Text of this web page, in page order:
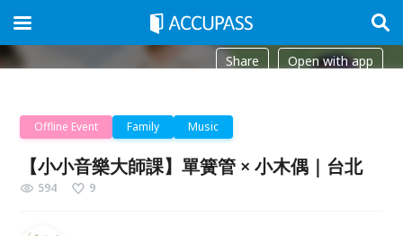
Share Open with app
Offline Event Family Music
【小小音樂大師課】單簧管 × 小木偶｜台北
594 9